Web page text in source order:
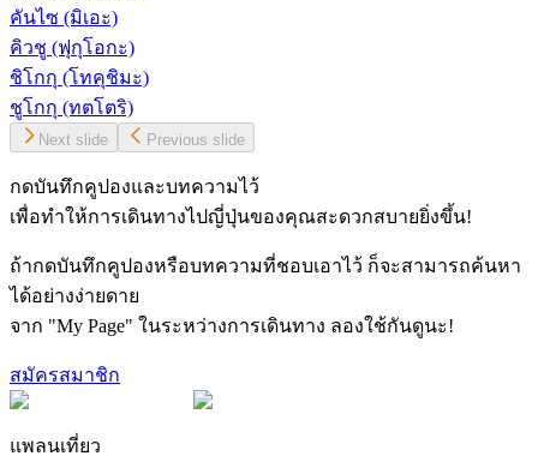
คันไซ (มิเอะ)
คิวชู (ฟุกุโอกะ)
ชิโกกุ (โทคุชิมะ)
ชูโกกุ (ทตโตริ)
Next slide Previous slide
กดบันทึกคูปองและบทความไว้
เพื่อทำให้การเดินทางไปญี่ปุ่นของคุณสะดวกสบายยิ่งขึ้น!
ถ้ากดบันทึกคูปองหรือบทความที่ชอบเอาไว้ ก็จะสามารถค้นหา
ได้อย่างง่ายดาย
จาก "My Page" ในระหว่างการเดินทาง ลองใช้กันดูนะ!
สมัครสมาชิก
แพลนเที่ยว